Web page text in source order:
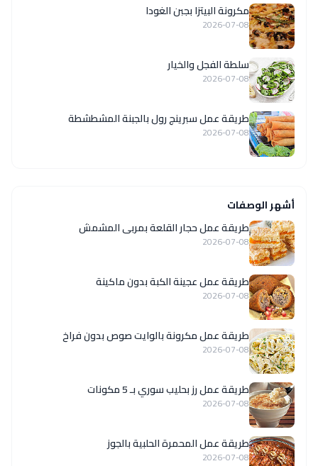
مكرونة البيتزا بجبن الغودا
2026-07-08
سلطة الفجل والخيار
2026-07-08
طريقة عمل سبرينج رول بالجبنة المشطشطة
2026-07-08
أشهر الوصفات
طريقة عمل حجار القلعة بمربى المشمش
2026-07-08
طريقة عمل عجينة الكبة بدون ماكينة
2026-07-08
طريقة عمل مكرونة بالوايت صوص بدون فراخ
2026-07-08
طريقة عمل رز بحليب سوري بـ 5 مكونات
2026-07-08
طريقة عمل المحمرة الحلبية بالجوز
2026-07-08